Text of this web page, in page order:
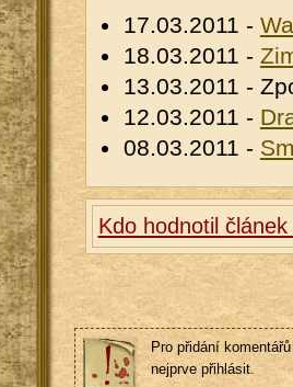
17.03.2011 -
18.03.2011 -
13.03.2011 -
12.03.2011 -
08.03.2011 -
Kdo hodnotil
Pro přidání
nejprve přihlásit.